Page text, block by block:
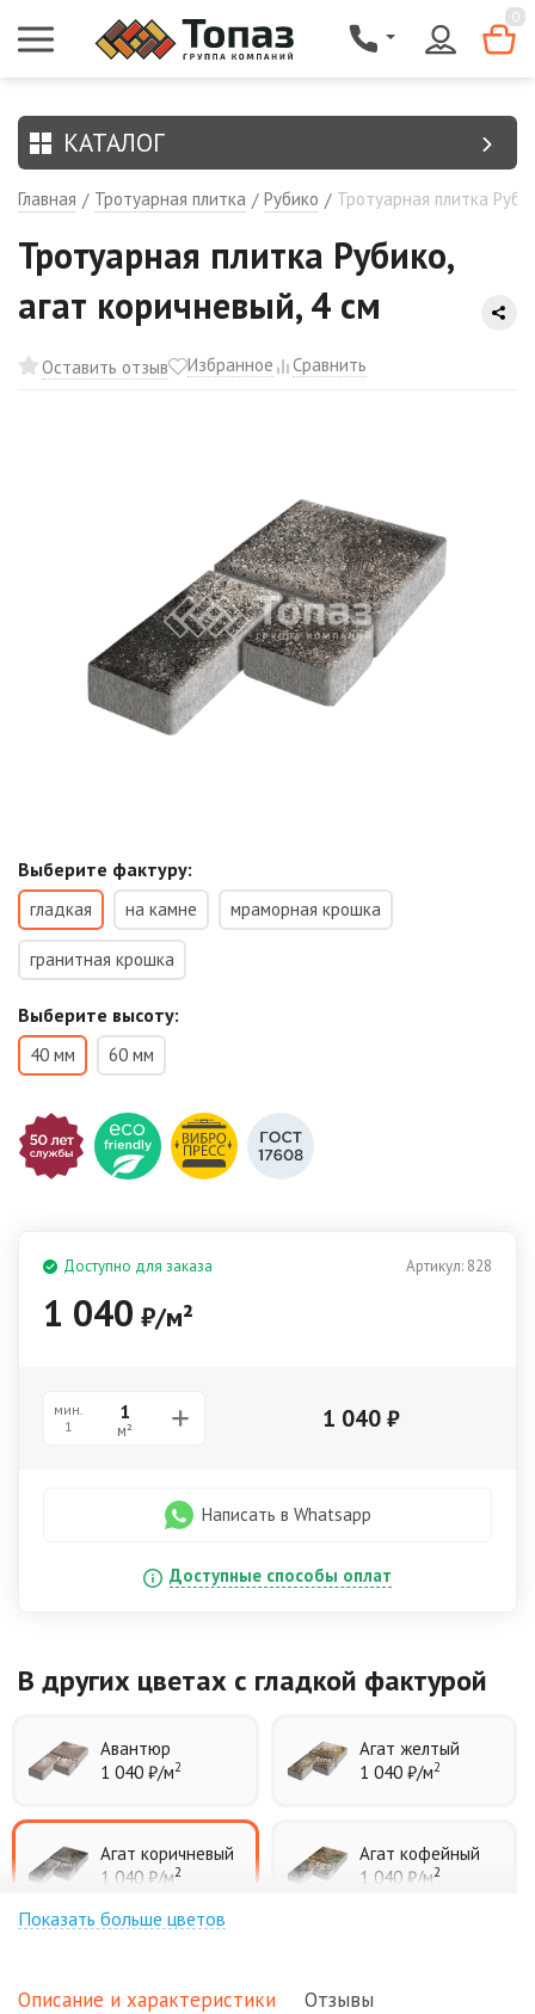
0
КАТАЛОГ
Главная / Тротуарная плитка / Рубико / Тротуарная плитка
Тротуарная плитка Рубико,
агат коричневый, 4 см
Оставить отзыв Избранное Сравнить
Выберите фактуру:
гладкая на камне мраморная крошка
гранитная крошка
Выберите высоту:
40 мм 60 мм
Артикул: 828
Доступно для заказа
1 040 ₽/м²
мин.
1
м² 1 040 ₽
Написать в Whatsapp
Доступные способы оплат
В других цветах с гладкой фактурой
Авантюр
1 040 ₽/м2
Агат желтый
1 040 ₽/м2
Агат коричневый
1 040 ₽/м2
Агат кофейный
1 040 ₽/м2
Показать больше цветов
Описание и характеристики Отзывы